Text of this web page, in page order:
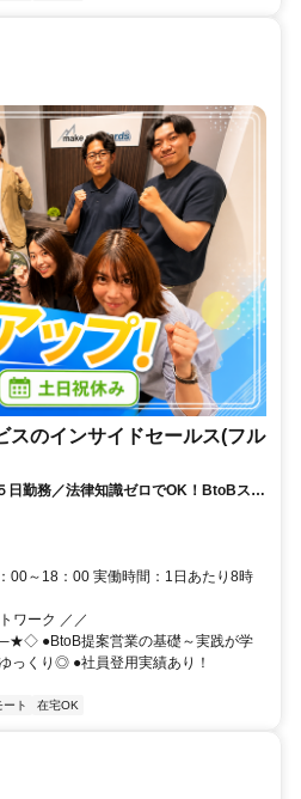
スのインサイドセールス(フル
日勤務／法律知識ゼロでOK！BtoBスキ
00～18：00 実働時間：1日あたり8時
ワーク ／／
提案営業の基礎～実践が学
っくり◎ ●社員登用実績あり！
ート 在宅OK